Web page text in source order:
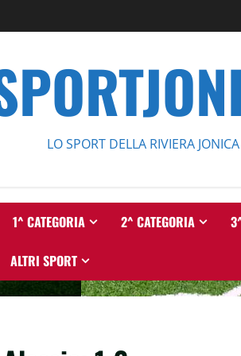
LO SPORT DELLA RIVIERA
1^ CATEGORIA 2^ CATEGORIA
ALTRI SPORT